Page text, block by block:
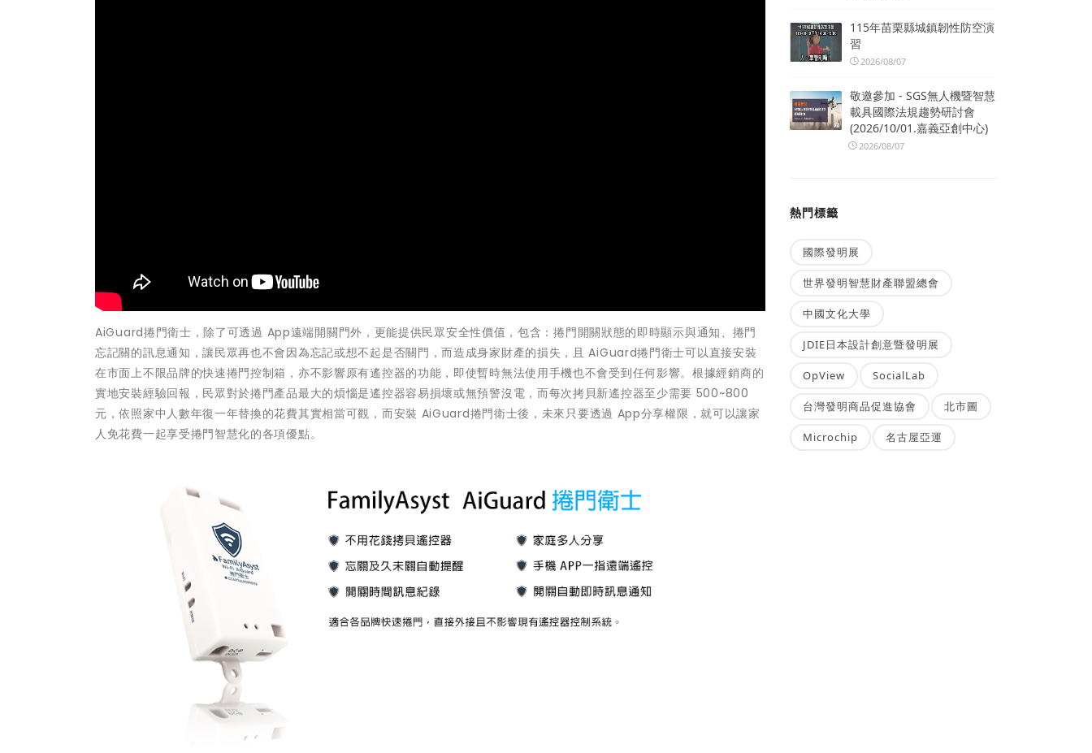
AiGuard捲門衛士，除了可透過 App遠端開關門外，更能提供民眾安全性價值，包含：捲門開關狀態的即時顯示與通知、捲門
忘記關的訊息通知，讓民眾再也不會因為忘記或想不起是否關門，而造成身家財產的損失，且 AiGuard捲門衛士可以直接安裝
在市面上不限品牌的快速捲門控制箱，亦不影響原有遙控器的功能，即使暫時無法使用手機也不會受到任何影響。根據經銷商的
實地安裝經驗回報，民眾對於捲門產品最大的煩惱是遙控器容易損壞或無預警沒電，而每次拷貝新遙控器至少需要 500~800
元，依照家中人數年復一年替換的花費其實相當可觀，而安裝 AiGuard捲門衛士後，未來只要透過 App分享權限，就可以讓家
人免花費一起享受捲門智慧化的各項優點。
115年苗栗縣城鎮韌性防空演
習
2026/08/07
敬邀參加 - SGS無人機暨智慧
載具國際法規趨勢研討會
(2026/10/01.嘉義亞創中心)
2026/08/07
熱門標籤
國際發明展
世界發明智慧財產聯盟總會
中國文化大學
JDIE日本設計創意暨發明展
OpView SocialLab
台灣發明商品促進協會 北市圖
Microchip 名古屋亞運